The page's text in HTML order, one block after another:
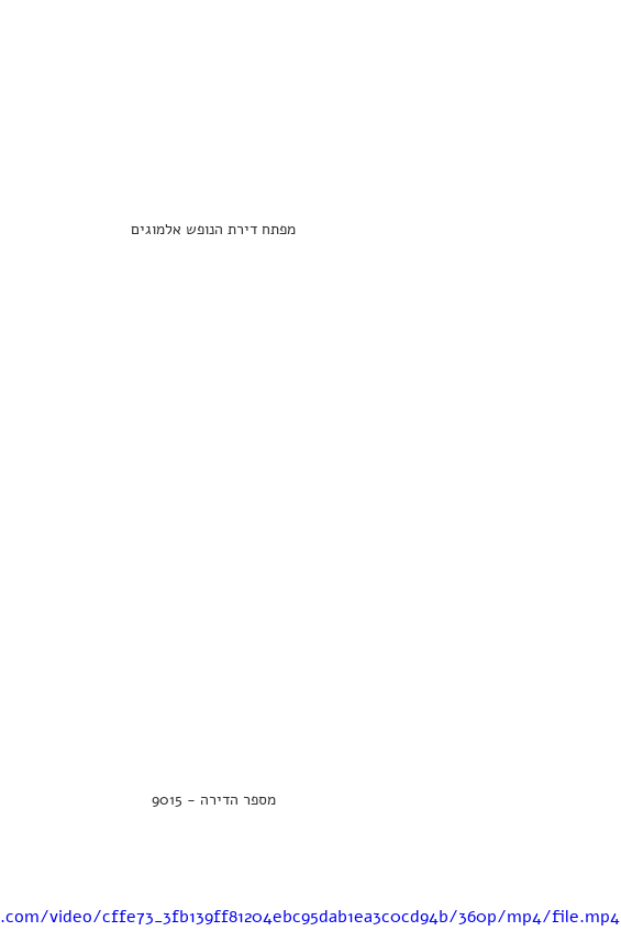
מפתח דירת הנופש אלמוגים
מספר הדירה - 9015
video/cffe73_3fb139ff81204ebc95dab1ea3c0cd94b/360p/mp4/file.mp4